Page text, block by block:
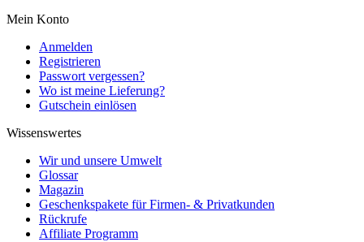
Mein Konto
Anmelden
Registrieren
Passwort vergessen?
Wo ist meine Lieferung?
Gutschein einlösen
Wissenswertes
Wir und unsere Umwelt
Glossar
Magazin
Geschenkspakete für Firmen- & Privatkunden
Rückrufe
Affiliate Programm